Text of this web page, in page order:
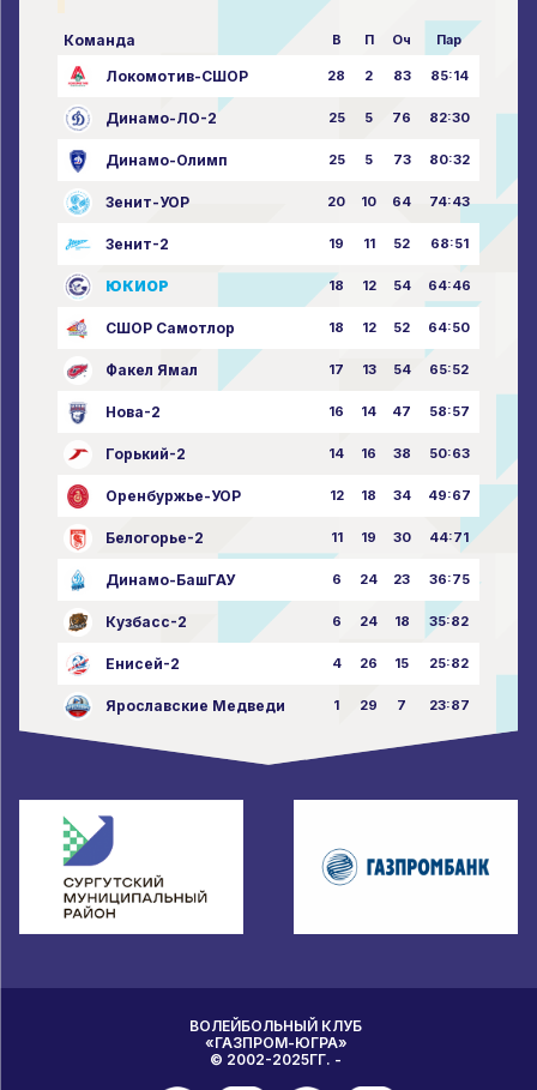
Команда В П Оч Пар
Локомотив-СШОР 28 2 83 85:14
Динамо-ЛО-2 25 5 76 82:30
Динамо-Олимп 25 5 73 80:32
Зенит-УОР 20 10 64 74:43
Зенит-2 19 11 52 68:51
ЮКИОР 18 12 54 64:46
СШОР Самотлор 18 12 52 64:50
Факел Ямал 17 13 54 65:52
Нова-2 16 14 47 58:57
Горький-2 14 16 38 50:63
Оренбуржье-УОР 12 18 34 49:67
Белогорье-2 11 19 30 44:71
Динамо-БашГАУ 6 24 23 36:75
Кузбасс-2 6 24 18 35:82
Енисей-2 4 26 15 25:82
Ярославские Медведи 1 29 7 23:87
ВОЛЕЙБОЛЬНЫЙ КЛУБ
«ГАЗПРОМ-ЮГРА»
© 2002-2025ГГ. -